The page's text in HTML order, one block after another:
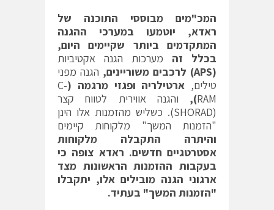
המכ"מים מבוססי התוכנה של
ראדא, יוטמעו במערכי ההגנה
המתקדמים ביותר שקיימים היום,
בכלל זה מערכות הגנה אקטיביות
(
APS) לרכבים משוריינים, הגנה מפני
טילים, ארטילריה ופגזי מרגמה (C-
RAM
), והגנה אווירית לטווח קצר
(SHORAD). כשליש מהזמנות אלו הינן
"הזמנות המשך" מלקוחות קיימים
והיתרה התקבלה מלקוחות
אסטרטגיים חדשים. ראדא צופה כי
בעקבות ההזמנות הראשונות מצד
ארגוני הגנה מובילים אלו, יתקבלו
"הזמנות המשך" בעתיד.